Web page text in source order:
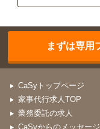
まずは専用
CaSyトップページ
家事代行求人TOP
業務委託の求人
CaSyからのメッセージ